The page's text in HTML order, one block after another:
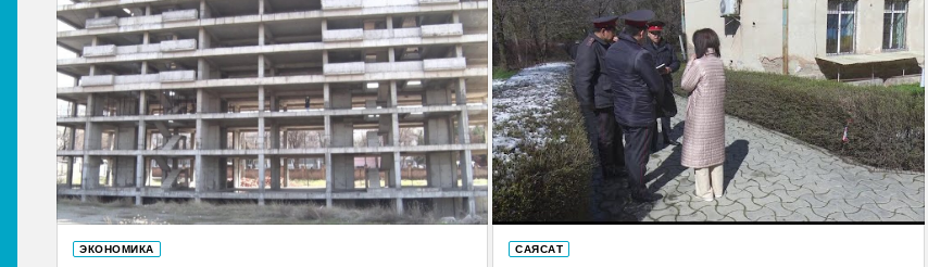
ЭКОНОМИКА САЯСАТ